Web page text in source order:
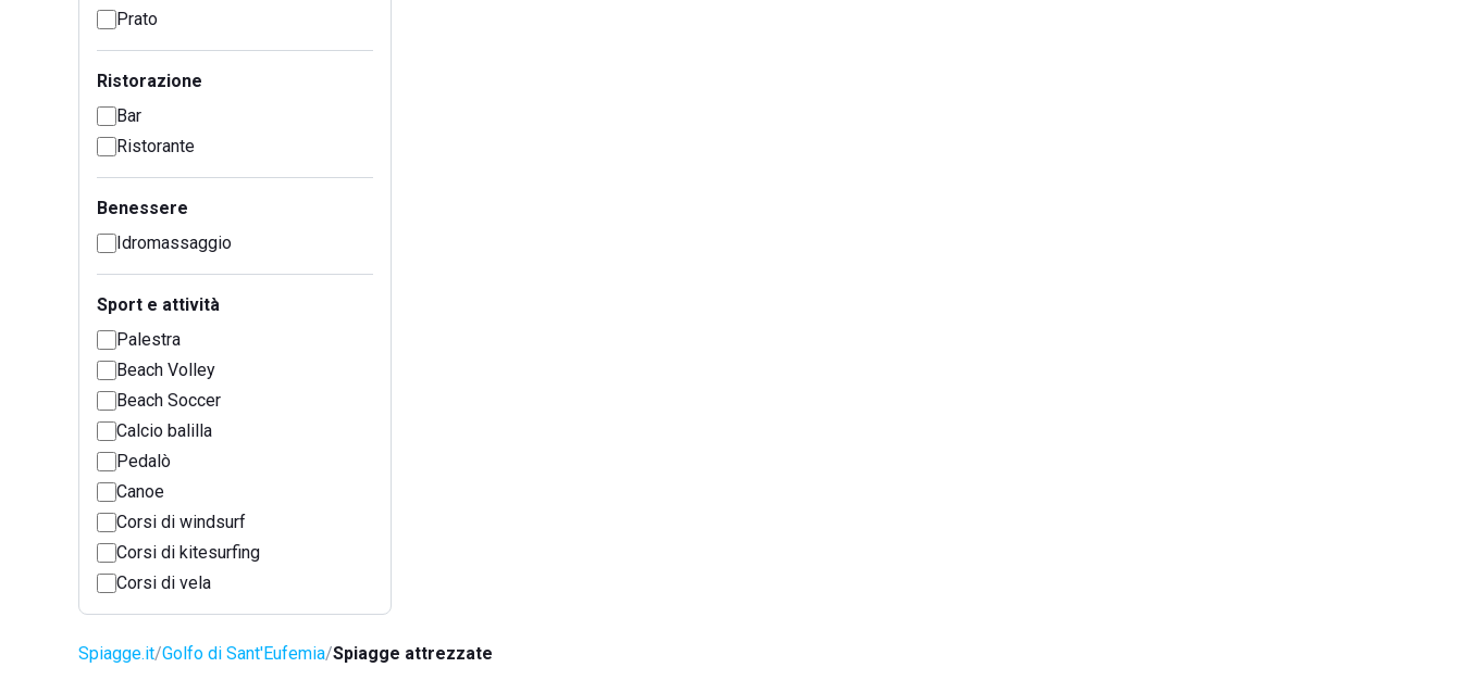
Prato
Ristorazione
Bar
Ristorante
Benessere
Idromassaggio
Sport e attività
Palestra
Beach Volley
Beach Soccer
Calcio balilla
Pedalò
Canoe
Corsi di windsurf
Corsi di kitesurfing
Corsi di vela
Spiagge.it Golfo di Sant'Eufemia Spiagge attrezzate